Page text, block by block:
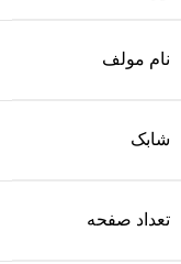
نام مولف
شابک
تعداد صفحه